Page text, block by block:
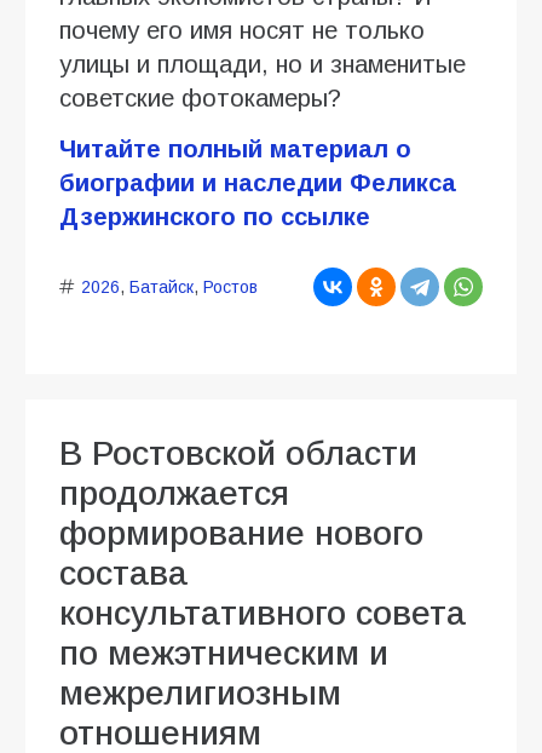
почему его имя носят не только
улицы и площади, но и знаменитые
советские фотокамеры?
Читайте полный материал о
биографии и наследии Феликса
Дзержинского по ссылке
2026, Батайск, Ростов
В Ростовской области
продолжается
формирование нового
состава
консультативного совета
по межэтническим и
межрелигиозным
отношениям